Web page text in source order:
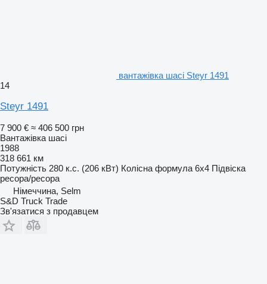
вантажівка шасі Steyr 1491
14
Steyr 1491
7 900 € ≈ 406 500 грн
Вантажівка шасі
1988
318 661 км
Потужність 280 к.с. (206 кВт) Колісна формула 6x4 Підвіска
ресора/ресора
Німеччина, Selm
S&D Truck Trade
Зв'язатися з продавцем